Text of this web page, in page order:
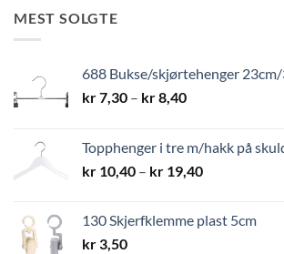
MEST SOLGTE
688 Bukse/skjørtehenger
kr7,30 – kr8,40Prisområde:
kr 8,40
Topphenger i tre m/hakk på
kr 10,40 – kr 19,40Prisområde:
kr 19,40
130 Skjerfklemme plast 5cm
kr 3,50